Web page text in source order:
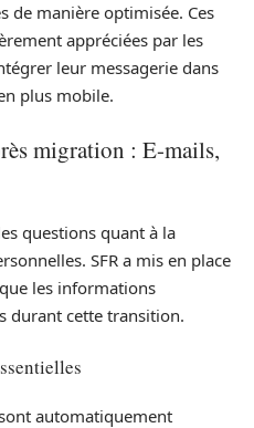
de manière optimisée. Ces
appréciées par les
leur messagerie dans
plus mobile.
migration : E-mails,
questions quant à la
SFR a mis en place
les informations
durant cette transition.
automatiquement